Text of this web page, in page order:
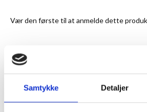
Samtykke Detaljer
Vær den første til at anmelde dette
ANMELDT TIL 5/5★